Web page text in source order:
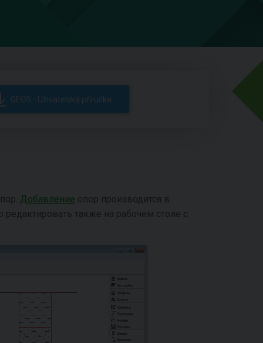
GEO5 - Uživatelská příručka
Добавление опор производится в
также на рабочем столе с